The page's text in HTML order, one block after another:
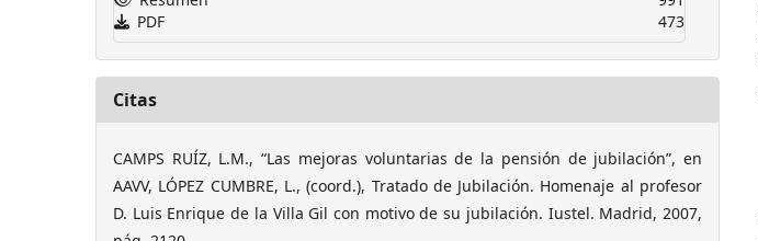
PDF
473
Citas
CAMPS RUÍZ, L.M., “Las mejoras voluntarias de la pensión de jubilación”, en
AAVV, LÓPEZ CUMBRE, L., (coord.), Tratado de Jubilación. Homenaje al profesor
D. Luis Enrique de la Villa Gil con motivo de su jubilación. Iustel. Madrid, 2007,